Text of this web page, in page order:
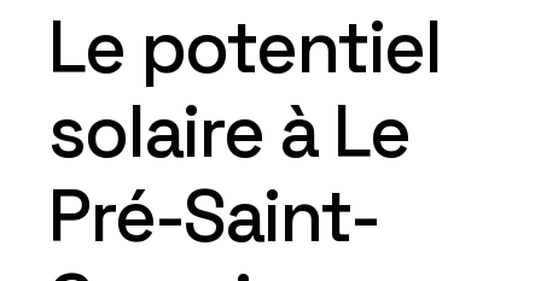
Le potentiel
solaire à Le
Pré-Saint-